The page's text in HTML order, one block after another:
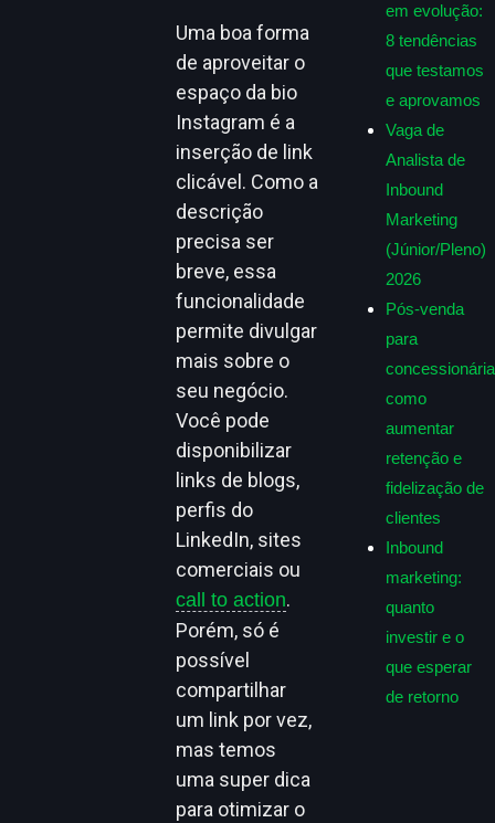
Uma boa forma
de aproveitar o
espaço da bio
Instagram é a
inserção de link
clicável. Como a
descrição
precisa ser
breve, essa
funcionalidade
permite divulgar
mais sobre o
seu negócio.
Você pode
disponibilizar
links de blogs,
perfis do
LinkedIn, sites
comerciais ou
call to action.
Porém, só é
possível
compartilhar
um link por vez,
mas temos
uma super dica
para otimizar o
em evolução:
8 tendências
que testamos
e aprovamos
Vaga de
Analista de
Inbound
Marketing
(Júnior/Pleno)
2026
Pós-venda
para
como
aumentar
retenção e
fidelização de
clientes
Inbound
marketing:
quanto
investir e o
que esperar
de retorno